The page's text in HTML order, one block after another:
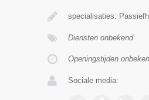
specialisaties:
Diensten onbekend
Openingstijden
Sociale media: